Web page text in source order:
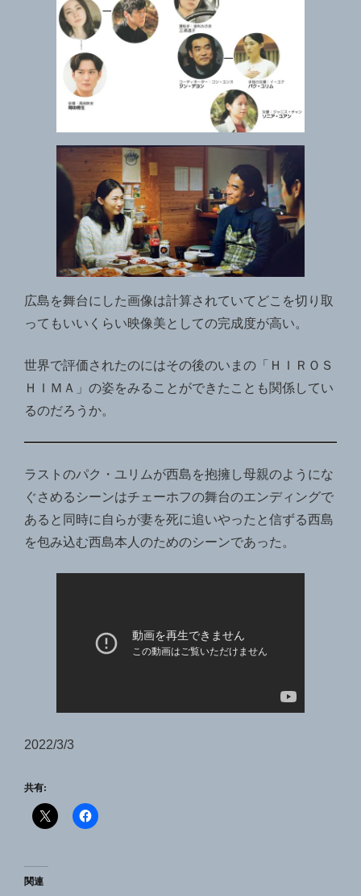
広島を舞台にした画像は計算されていてどこを切り取
ってもいいくらい映像美としての完成度が高い。
世界で評価されたのにはその後のいまの「ＨＩＲＯＳ
ＨＩＭＡ」の姿をみることができたことも関係してい
るのだろうか。
ラストのパク・ユリムが西島を抱擁し母親のようにな
ぐさめるシーンはチェーホフの舞台のエンディングで
あると同時に自らが妻を死に追いやったと信ずる西島
を包み込む西島本人のためのシーンであった。
2022/3/3
共有:
関連